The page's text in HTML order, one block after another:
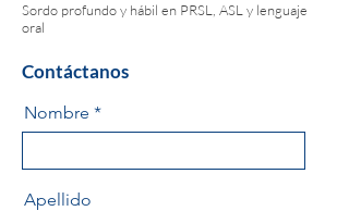
Nombre
Apellido
Sordo profundo y hábil en PRSL, ASL y lenguaje
oral
Contáctanos